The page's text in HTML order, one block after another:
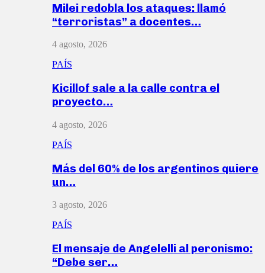
Milei redobla los ataques: llamó
“terroristas” a docentes…
4 agosto, 2026
PAÍS
Kicillof sale a la calle contra el
proyecto…
4 agosto, 2026
PAÍS
Más del 60% de los argentinos quiere
un…
3 agosto, 2026
PAÍS
El mensaje de Angelelli al peronismo:
“Debe ser…